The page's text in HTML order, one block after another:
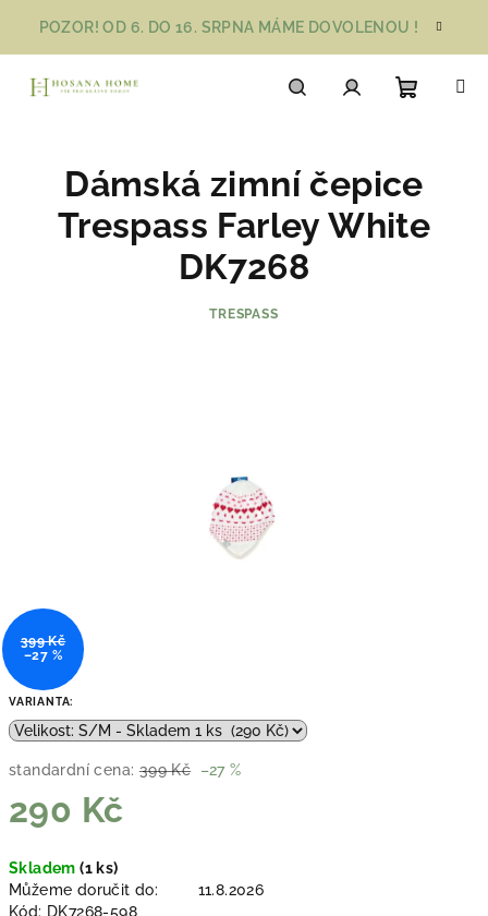
obsah
POZOR! OD 6. DO 16. SRPNA MÁME DOVOLENOU !
košík
VARIANTA:
standardní cena: 399 Kč –27 %
290 Kč
cena:
Skladem(1 ks)
Můžeme doručit do:
11.8.2026
Kód: DK7268-598
Dámská zimní čepice
Trespass Farley White
DK7268
TRESPASS
399 Kč
–27 %